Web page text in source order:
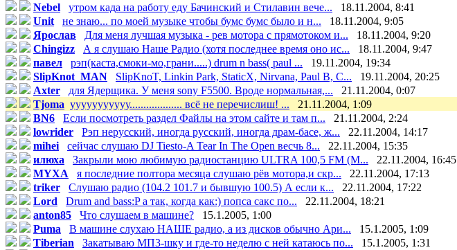
Nebel
утром када на работу еду Бачинский и Стилавин вече...
18.11.2004, 8:41
Unit
не знаю... по моей музыке чтобы бумс бумс было и н...
18.11.2004, 9:05
Ярослав
Для меня лучшая музыка - рев мотора с прямотоком и...
18.11.2004, 9:20
Chingizz
А я слушаю Наше Радио (хотя последнее время оно ис...
18.11.2004, 9:47
павел
рэп(каста,смоки-мо,грани.....) drum n bass( paul ...
19.11.2004, 19:34
SlipKnot_MAN
SlipKnoT, Linkin Park, StaticX, Nirvana, Paul B, C...
19.11.2004, 20:25
Axter
для Ядерщика. У меня sony F5500. Вроде нормальная,...
21.11.2004, 0:07
Tjoma ууууууууууу................... всё не перечислиш! ...
21.11.2004, 1:09
BN6
Если посмотреть раздел Файлы на этом сайте и там п...
21.11.2004, 2:24
lowrider
Рэп нерусский, иногда русский, иногда драм-басе, ж...
22.11.2004, 14:17
mihei
сейчас слушаю DJ Tiesto-A Tear In The Open весчь 8...
22.11.2004, 15:35
илюха
Закрыли мою любимую радиостанцию ULTRA 100,5 FM (М...
22.11.2004, 16:45
MYXA
я последние полтора месяца слушаю рёв мотора,и скр...
22.11.2004, 17:13
triker
Слушаю радио (104.2 101.7 и бывшую 100.5) А если к...
22.11.2004, 17:22
Lord
Drum and bass:P а так, когда как:) попса сакс по...
22.11.2004, 18:21
anton85
Что слушаем в машине?
15.1.2005, 1:00
Puma
В машине слухаю НАШЕ радио, а из дисков обычно Ари...
15.1.2005, 1:09
Tiberian
Закатываю МП3-шку и где-то неделю с ней катаюсь по... 15.1.2005, 1:31